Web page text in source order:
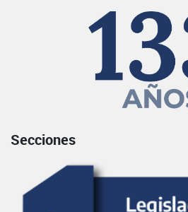
Secciones